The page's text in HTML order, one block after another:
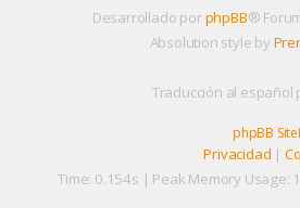
Desarrollado porphpBB®
Absolution style by
Traducción al español
phpBB
Privacidad |
Time: 0.154s | Peak Memory Usage: